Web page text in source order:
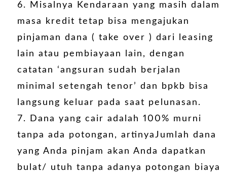
Misalnya Kendaraan yang masih dalam
masa kredit tetap bisa mengajukan
pinjaman dana ( take over ) dari leasing
lain atau pembiayaan lain, dengan
catatan ‘angsuran sudah berjalan
minimal setengah tenor’ dan bpkb bisa
langsung keluar pada saat pelunasan.
Dana yang cair adalah 100% murni
tanpa ada potongan, artinyaJumlah dana
yang Anda pinjam akan Anda dapatkan
bulat/ utuh tanpa adanya potongan biaya